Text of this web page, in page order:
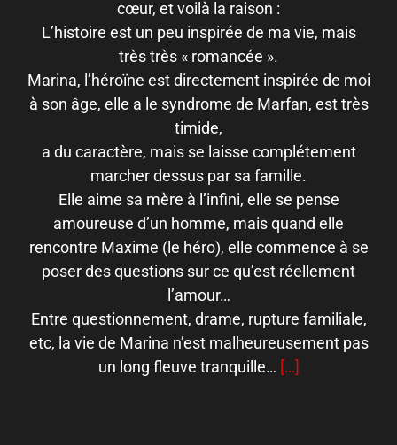
cœur, et voilà la raison :
L’histoire est un peu inspirée de ma vie, mais
très très « romancée ».
Marina, l’héroïne est directement inspirée de moi
à son âge, elle a le syndrome de Marfan, est très
timide,
a du caractère, mais se laisse complétement
marcher dessus par sa famille.
Elle aime sa mère à l’infini, elle se pense
amoureuse d’un homme, mais quand elle
rencontre Maxime (le héro), elle commence à se
poser des questions sur ce qu’est réellement
l’amour…
Entre questionnement, drame, rupture familiale,
etc, la vie de Marina n’est malheureusement pas
un long fleuve tranquille… […]